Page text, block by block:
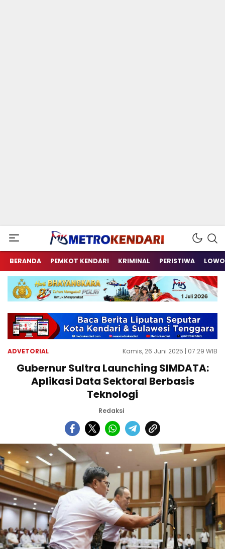
metrokendari
Berita Terkini Sulawesi Tenggara
BERANDA PEMKOT KENDARI KRIMINAL PERISTIWA
ADVETORIAL Kamis, 26 Juni 2025 | 07:29 WIB
Gubernur Sultra Launching SIMDATA:
Aplikasi Data Sektoral Berbasis
Teknologi
Redaksi